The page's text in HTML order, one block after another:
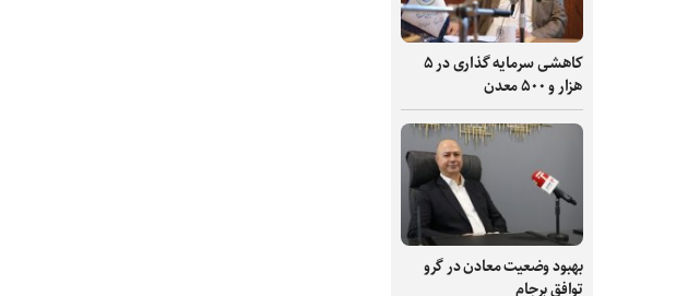
کاهشی سرمایه گذاری در ۵
هزار و ۵۰۰ معدن
بهبود وضعیت معادن در گرو
توافق برجام